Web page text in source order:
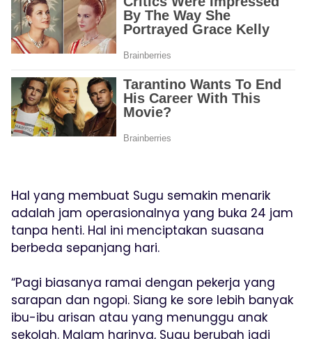
Hal yang membuat Sugu semakin menarik
adalah jam operasionalnya yang buka 24 jam
tanpa henti. Hal ini menciptakan suasana
berbeda sepanjang hari.
“Pagi biasanya ramai dengan pekerja yang
sarapan dan ngopi. Siang ke sore lebih banyak
ibu-ibu arisan atau yang menunggu anak
sekolah. Malam harinya, Sugu berubah jadi